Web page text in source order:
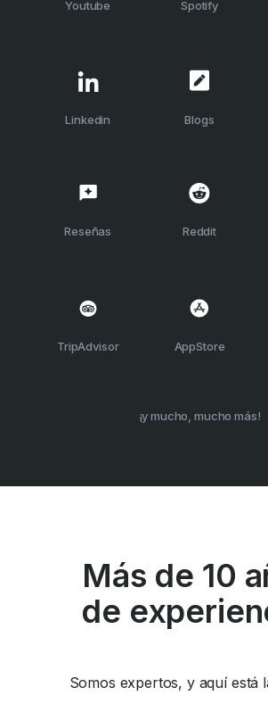
Youtube Spotify
Linkedin Blogs
Reseñas Reddit
TripAdvisor AppStore
¡y mucho, mucho más!
Más de 10
de
Somos expertos, y aquí está